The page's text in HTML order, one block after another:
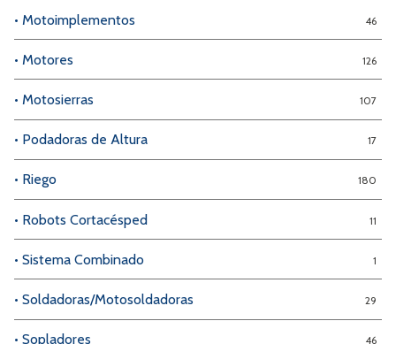
• Motoimplementos 46
• Motores 126
• Motosierras 107
• Podadoras de Altura 17
• Riego 180
• Robots Cortacésped 11
• Sistema Combinado 1
• Soldadoras/Motosoldadoras 29
• Sopladores 46